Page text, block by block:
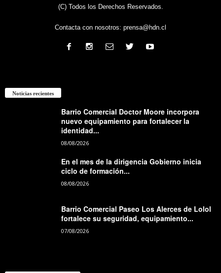
(C) Todos los Derechos Reservados.
Contacta con nosotros: prensa@hdn.cl
Noticias recientes
Barrio Comercial Doctor Moore incorpora
nuevo equipamiento para fortalecer la
identidad...
08/08/2026
En el mes de la dirigencia Gobierno inicia
ciclo de formación...
08/08/2026
Barrio Comercial Paseo Los Alerces de Lolol
fortalece su seguridad, equipamiento...
07/08/2026